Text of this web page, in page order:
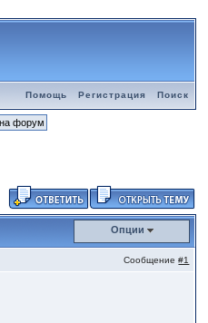
Помощь Регистрация Поиск
Опции
Сообщение#1